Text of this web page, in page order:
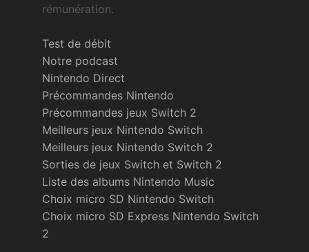
rémunération.
Test de débit
Notre podcast
Nintendo Direct
Précommandes Nintendo
Précommandes jeux Switch 2
Meilleurs jeux Nintendo Switch
Meilleurs jeux Nintendo Switch 2
Sorties de jeux Switch et Switch 2
Liste des albums Nintendo Music
Choix micro SD Nintendo Switch
Choix micro SD Express Nintendo Switch
2